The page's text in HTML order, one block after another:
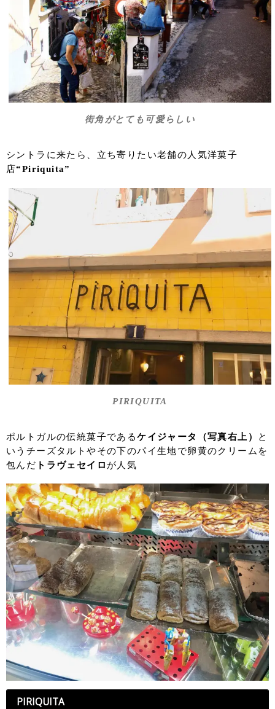
街角がとても可愛らしい
シントラに来たら、立ち寄りたい老舗の人気洋菓子
店“Piriquita”
PIRIQUITA
ポルトガルの伝統菓子であるケイジャータ（写真右上）
と
いうチーズタルトやその下のパイ生地で卵黄のクリームを
包んだ トラヴェセイロ が人気
PIRIQUITA